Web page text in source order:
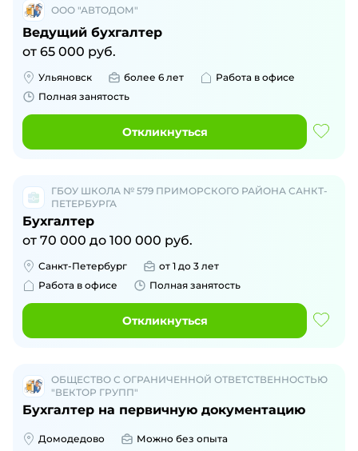
ООО "АВТОДОМ"
Ведущий бухгалтер
от 65 000 руб.
Ульяновск более 6 лет
Работа в офисе
Полная занятость
Откликнуться
ГБОУ ШКОЛА № 579 ПРИМОРСКОГО РАЙОНА САНКТ-
ПЕТЕРБУРГА
Бухгалтер
от 70 000 до 100 000 руб.
Санкт-Петербург
от 1 до 3 лет
Работа в офисе
Полная занятость
Откликнуться
ОБЩЕСТВО С ОГРАНИЧЕННОЙ ОТВЕТСТВЕННОСТЬЮ
"ВЕКТОР ГРУПП"
Бухгалтер на первичную документацию
Домодедово
Можно без опыта